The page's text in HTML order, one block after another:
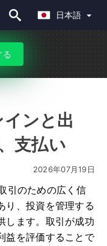
日本語
る
ンと出
支払い
2026年07月19日
引のための広く信
り、投資を管理する
します。取引が成功
益を評価することで